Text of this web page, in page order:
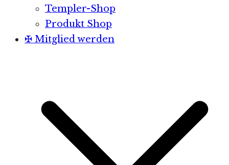
Templer-Shop
Produkt Shop
✠ Mitglied werden